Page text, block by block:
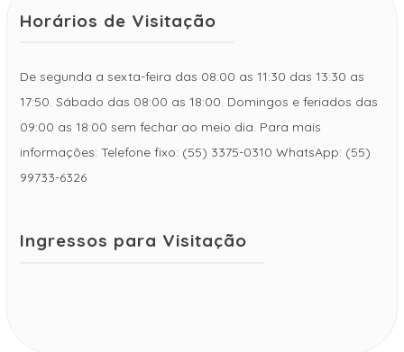
Horários de Visitação
De segunda a sexta-feira das 08:00 as 11:30 das 13:30 as
17:50. Sábado das 08:00 as 18:00. Domingos e feriados das
09:00 as 18:00 sem fechar ao meio dia. Para mais
informações: Telefone fixo: (55) 3375-0310 WhatsApp: (55)
99733-6326
Ingressos para Visitação